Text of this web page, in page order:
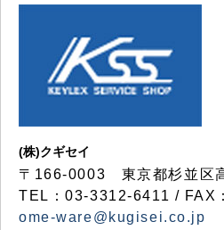
(株)クギセイ
〒166-0003 東京都杉並区
TEL：03-3312-6411 / FAX
ome-ware@kugisei.co.jp